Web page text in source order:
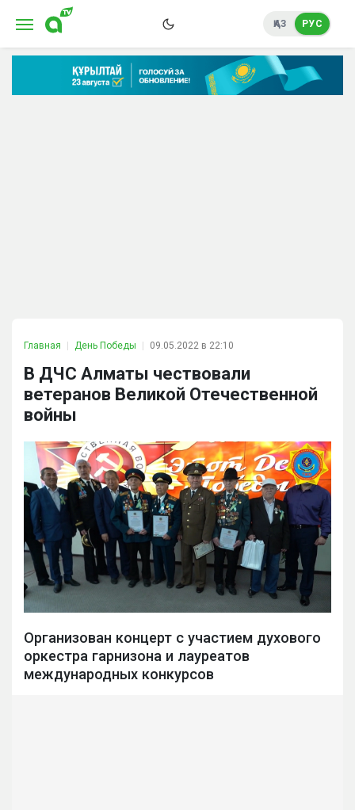
ҚАЗ РУС
Главная День Победы 09.05.2022 в 22:10
В ДЧС Алматы чествовали
ветеранов Великой Отечественной
войны
Организован концерт с участием духового
оркестра гарнизона и лауреатов
международных конкурсов